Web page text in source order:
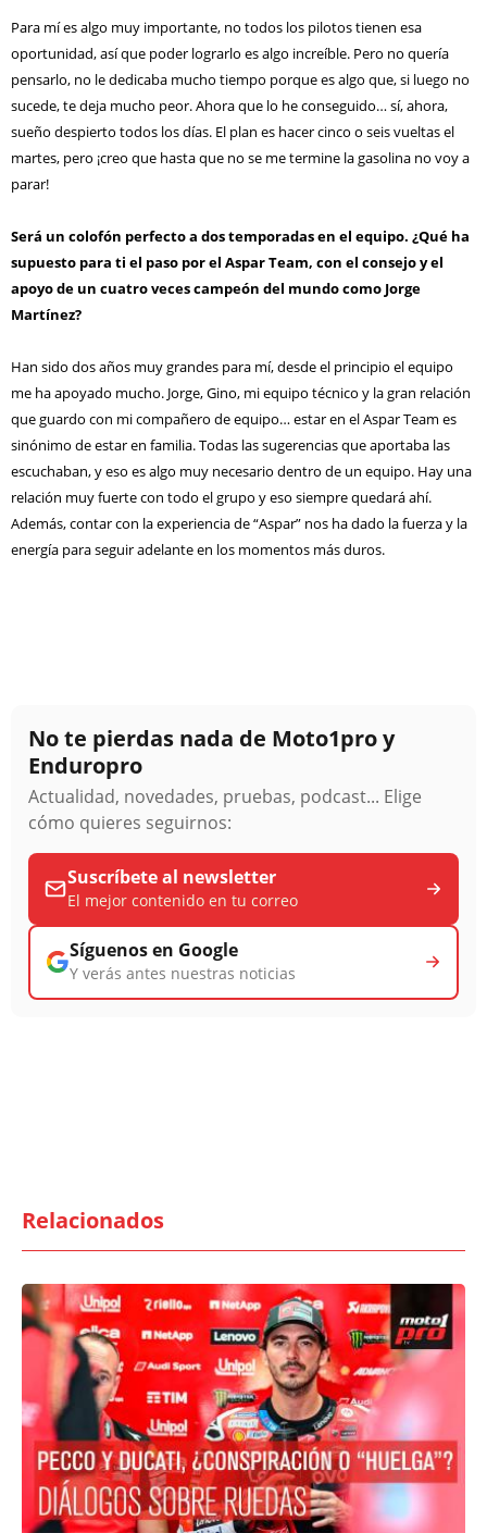
Para mí es algo muy importante, no todos los pilotos tienen esa
oportunidad, así que poder lograrlo es algo increíble. Pero no quería
pensarlo, no le dedicaba mucho tiempo porque es algo que, si luego no
sucede, te deja mucho peor. Ahora que lo he conseguido… sí, ahora,
sueño despierto todos los días. El plan es hacer cinco o seis vueltas el
martes, pero ¡creo que hasta que no se me termine la gasolina no voy a
parar!
Será un colofón perfecto a dos temporadas en el equipo. ¿Qué ha
supuesto para ti el paso por el Aspar Team, con el consejo y el
apoyo de un cuatro veces campeón del mundo como Jorge
Martínez?
Han sido dos años muy grandes para mí, desde el principio el equipo
me ha apoyado mucho. Jorge, Gino, mi equipo técnico y la gran relación
que guardo con mi compañero de equipo… estar en el Aspar Team es
sinónimo de estar en familia. Todas las sugerencias que aportaba las
escuchaban, y eso es algo muy necesario dentro de un equipo. Hay una
relación muy fuerte con todo el grupo y eso siempre quedará ahí.
Además, contar con la experiencia de “Aspar” nos ha dado la fuerza y la
energía para seguir adelante en los momentos más duros.
No te pierdas nada de Moto1pro y
Enduropro
Actualidad, novedades, pruebas, podcast... Elige
cómo quieres seguirnos:
Suscríbete al newsletter
El mejor contenido en tu correo
Síguenos en Google
Y verás antes nuestras noticias
Relacionados